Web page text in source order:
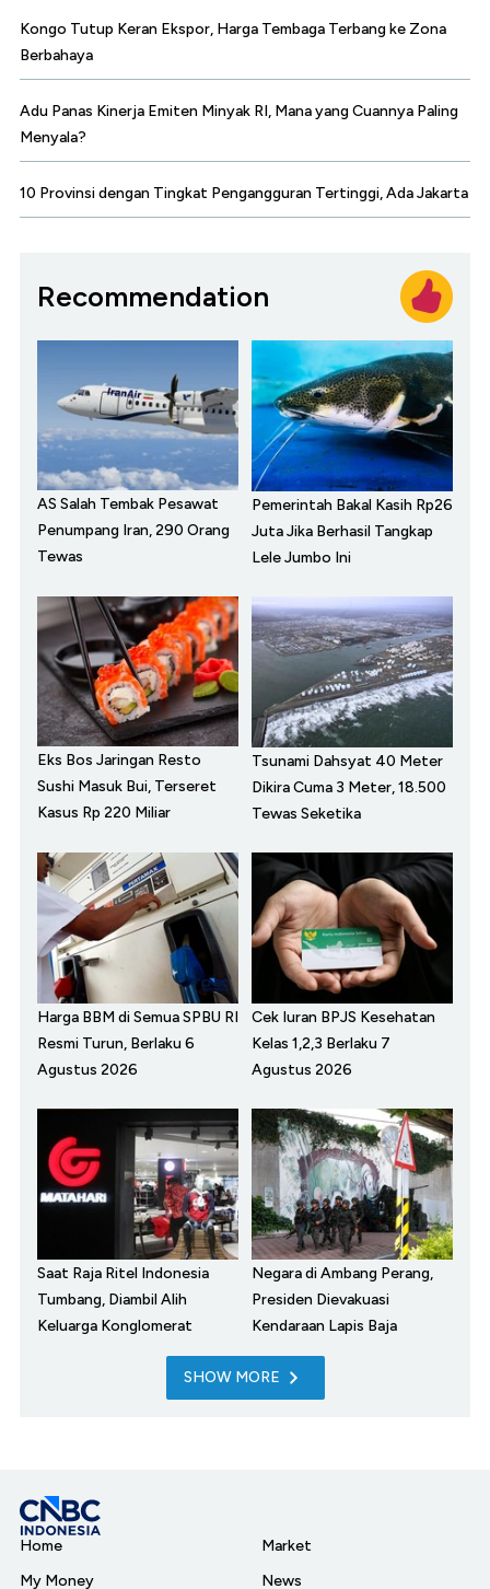
Kongo Tutup Keran Ekspor, Harga Tembaga Terbang ke Zona
Berbahaya
Adu Panas Kinerja Emiten Minyak RI, Mana yang Cuannya Paling
Menyala?
10 Provinsi dengan Tingkat Pengangguran Tertinggi, Ada Jakarta
Recommendation
AS Salah Tembak Pesawat
Penumpang Iran, 290 Orang
Tewas
Pemerintah Bakal Kasih Rp26
Juta Jika Berhasil Tangkap
Lele Jumbo Ini
Eks Bos Jaringan Resto
Sushi Masuk Bui, Terseret
Kasus Rp 220 Miliar
Tsunami Dahsyat 40 Meter
Dikira Cuma 3 Meter, 18.500
Tewas Seketika
Harga BBM di Semua SPBU RI
Resmi Turun, Berlaku 6
Agustus 2026
Cek Iuran BPJS Kesehatan
Kelas 1,2,3 Berlaku 7
Agustus 2026
Saat Raja Ritel Indonesia
Tumbang, Diambil Alih
Keluarga Konglomerat
Negara di Ambang Perang,
Presiden Dievakuasi
Kendaraan Lapis Baja
SHOW MORE
Home
My Money
Market
News